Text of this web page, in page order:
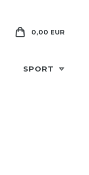
0,00 EUR
SPORT